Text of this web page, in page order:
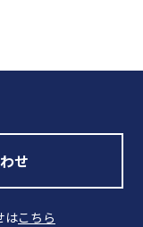
せ
はこちら